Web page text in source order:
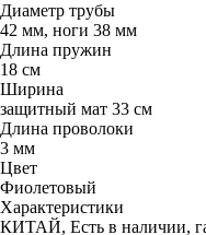
Диаметр трубы
42 мм, ноги 38 мм
Длина пружин
18 см
Ширина
защитный мат 33 см
Длина проволоки
3 мм
Цвет
Фиолетовый
Характеристики
КИТАЙ, Есть в наличии,